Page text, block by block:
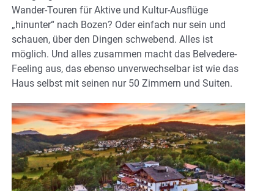
Wander-Touren für Aktive und Kultur-Ausflüge
„hinunter“ nach Bozen? Oder einfach nur sein und
schauen, über den Dingen schwebend. Alles ist
möglich. Und alles zusammen macht das Belvedere-
Feeling aus, das ebenso unverwechselbar ist wie das
Haus selbst mit seinen nur 50 Zimmern und Suiten.